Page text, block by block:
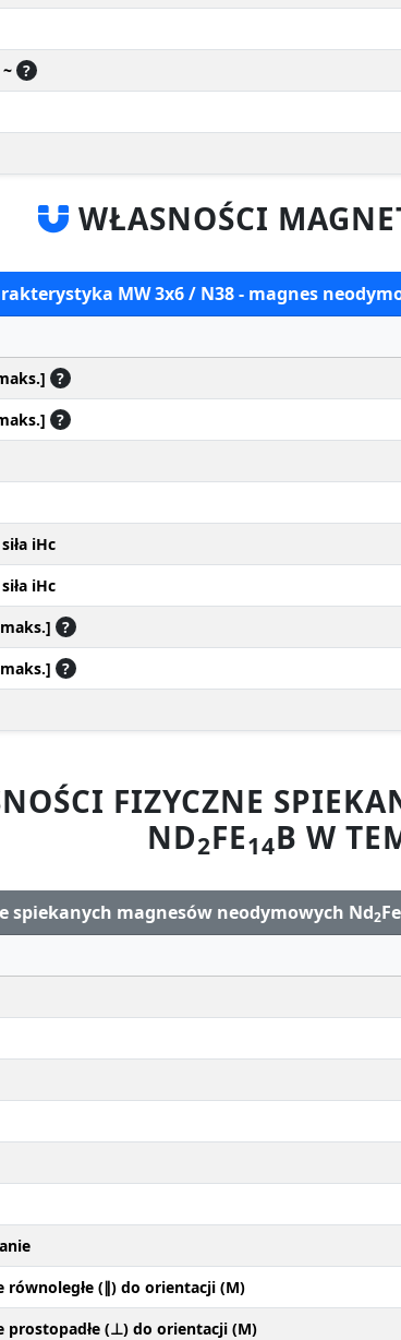
?
WŁASNOŚCI
MW 3x6 / N38 - magnes
?
?
iHc
iHc
?
?
FIZYCZNE
ND2FE14B W
spiekanych magnesów neodymowych Nd2Fe
równoległe (∥) do orientacji (M)
prostopadłe (⊥) do orientacji (M)